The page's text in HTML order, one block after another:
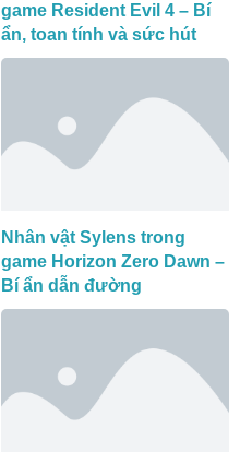
game Resident Evil 4 – Bí
ẩn, toan tính và sức hút
Nhân vật Sylens trong
game Horizon Zero Dawn –
Bí ẩn dẫn đường